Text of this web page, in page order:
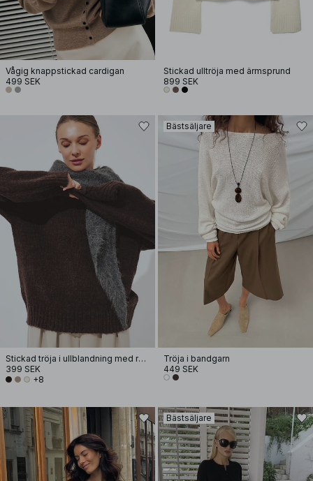
Vågig knappstickad cardigan
499 SEK
Stickad ulltröja med ärmsprund
899 SEK
Stickad tröja i ullblandning med rund halsringning
399 SEK
+8
Bästsäljare
Tröja i bandgarn
449 SEK
Bästsäljare